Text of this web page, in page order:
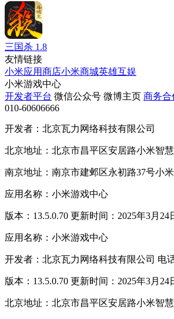
三国杀 1.8
友情链接
小米应用商店小米商城英雄互娱
小米游戏中心
开发者平台 微信公众号 微博主页 商务合
010-60606666
开发者：北京瓦力网络科技有限公司
北京地址：北京市昌平区安居路小米智
南京地址：南京市建邺区永初路37号小
应用名称：小米游戏中心
版本：13.5.0.70 更新时间：2025年3月24
应用名称：小米游戏中心
开发者：北京瓦力网络科技有限公司 电
版本：13.5.0.70 更新时间：2025年3月24
北京地址：北京市昌平区安居路小米智